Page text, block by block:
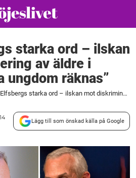
starka ord – ilskan
av äldre i
ungdom räknas”
Claes Elfsbergs starka ord – ilskan mot diskriminering av äldre i Sverige: "Bara ungdom räknas"
Lägg till som önskad källa på Google